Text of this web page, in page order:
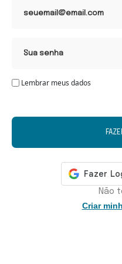
Lembrar meus dados
Não
Criar